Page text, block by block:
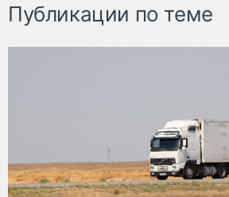
Публикации по теме